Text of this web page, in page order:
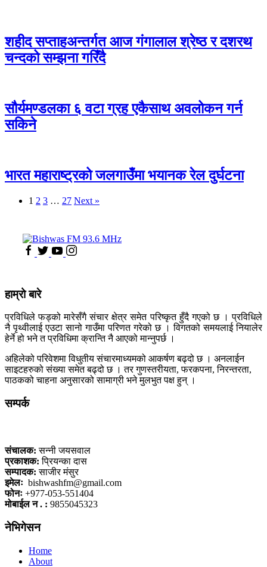
शहीद सप्ताहअन्तर्गत आज गंगालाल श्रेष्ठ र दशरथ
चन्दको सम्झना गरिँदै
सौर्यमण्डलका ६ वटा ग्रह एकैसाथ अवलोकन गर्न
सकिने
भारत महाराष्ट्रको जलगाउँमा भयानक रेल दुर्घटना
1 2 3 … 27 Next »
हाम्रो बारे
प्रविधिले फड्को मारेसँगै संचार क्षेत्र समेत परिष्कृत हुँदै गएको छ । प्रविधिले
नै पृथ्वीलाई एउटा सानो गाउँमा परिणत गरेको छ । विगतको समयलाई नियालेर
हेर्ने हो भने त प्रविधिमा क्रान्ति नै आएको मान्नुपर्छ ।
अहिलेको परिवेशमा विधुतीय संचारमाध्यमको आकर्षण बढ्दो छ । अनलाईन
साइटहरुको संख्या समेत बढ्दो छ । तर गुणस्तरीयता, फरकपना, निरन्तरता,
पाठकको चाहना अनुसारको सामाग्री भने मुलभुत पक्ष हुन् ।
सम्पर्क
संचालक: सन्नी जयसवाल
प्रकाशक: प्रियन्का दास
सम्पादक: साजीर मंसुर
इमेलः bishwashfm@gmail.com
फोनः +977-053-551404
मोबाईल न . : 9855045323
नेभिगेसन
Home
About